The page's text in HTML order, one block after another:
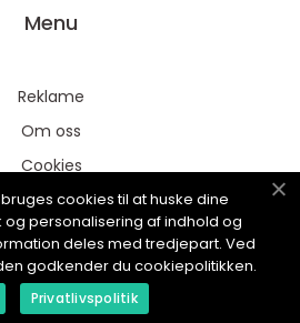
Menu
Reklame
Om oss
Cookies
Kontakt Oss
Sitemap
cookies til at huske dine
og personalisering af indhold og
deles med tredjepart. Ved
godkender du cookiepolitikken.
Privatlivspolitik